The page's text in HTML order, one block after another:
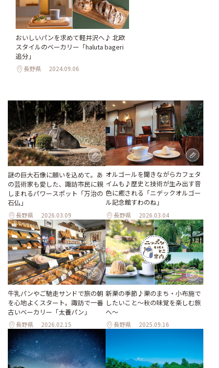
おいしいパンを求めて軽井沢へ♪ 北欧
スタイルのベーカリー「haluta bageri
追分」
長野県 2024.09.06
謎の巨大石像に願いを込めて。あ
の芸術家も愛した、諏訪市民に親
しまれるパワースポット「万治の
石仏」
長野県 2026.03.09
オルゴールを聞きながらカフェタ
イムも♪歴史と技術が生み出す音
色に癒される「ニデックオルゴー
ル記念館すわのね」
長野県 2026.03.04
牛乳パンやご馳走サンドで旅の朝
を心地よくスタート。諏訪で一番
古いベーカリー「太養パン」
長野県 2026.02.15
新栗の季節♪栗のまち・小布施で
したいこと～秋の味覚を楽しむ旅
へ～
長野県 2025.09.16